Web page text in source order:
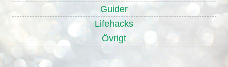
Guider
Lifehacks
Övrigt